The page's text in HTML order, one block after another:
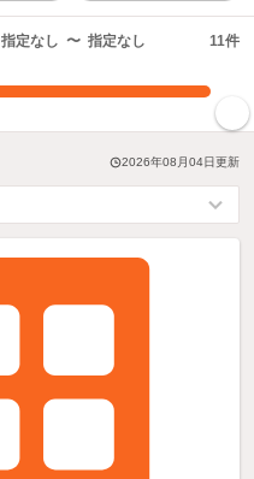
指定なし 〜 指定なし 11件
2026年08月04日更新